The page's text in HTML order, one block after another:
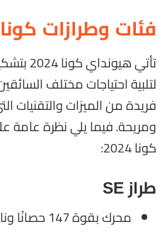
فئات وطرازات كونا 2024
تأتي
لتلبية احتياجات مختلف
فريدة من الميزات والتقنيات
ومريحة. فيما يلي نظرة
كونا 2024:
طراز SE
محرك بقوة